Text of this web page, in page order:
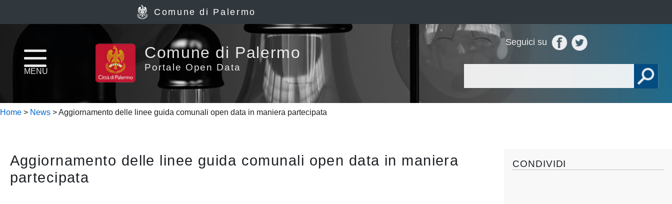
Home
page
Archivio
Ultimi
dataset
Comune di Palermo
MENU
Comune di Palermo
Portale Open Data
Seguici su
Home > News > Aggiornamento delle linee guida comunali open data in maniera partecipata
Aggiornamento delle linee guida comunali open data in maniera
partecipata
CONDIVIDI